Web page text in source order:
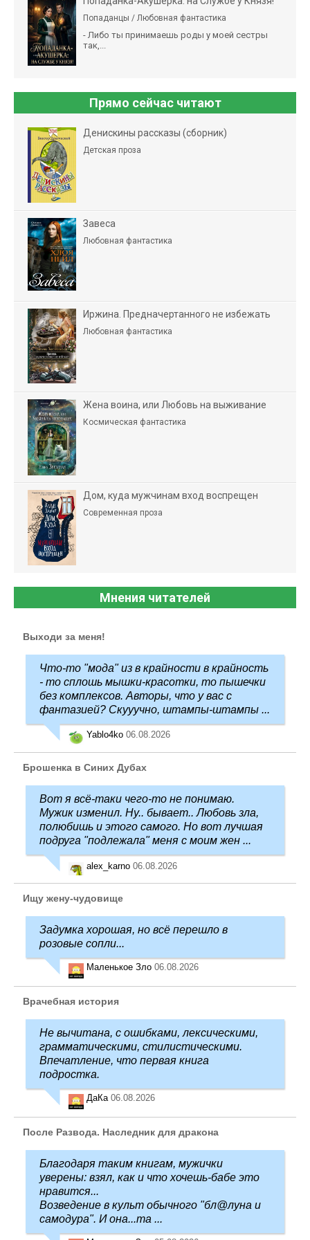
Попаданцы / Любовная фантастика
- Либо ты принимаешь роды у моей сестры
так,...
Прямо сейчас читают
Денискины рассказы (сборник)
Детская проза
Завеса
Любовная фантастика
Иржина. Предначертанного не избежать
Любовная фантастика
Жена воина, или Любовь на выживание
Космическая фантастика
Дом, куда мужчинам вход воспрещен
Современная проза
Мнения читателей
Выходи за меня!
Что-то "мода" из в крайности в крайность
- то сплошь мышки-красотки, то пышечки
без комплексов. Авторы, что у вас с
фантазией? Скууучно, штампы-штампы ...
Yablo4ko 06.08.2026
Брошенка в Синих Дубах
Вот я всё-таки чего-то не понимаю.
Мужик изменил. Ну.. бывает.. Любовь зла,
полюбишь и этого самого. Но вот лучшая
подруга "подлежала" меня с моим жен ...
alex_karno 06.08.2026
Ищу жену-чудовище
Задумка хорошая, но всё перешло в
розовые сопли...
Маленькое Зло 06.08.2026
Врачебная история
Не вычитана, с ошибками, лексическими,
грамматическими, стилистическими.
Впечатление, что первая книга
подростка.
ДаКа 06.08.2026
После Развода. Наследник для дракона
Благодаря таким книгам, мужички
уверены: взял, как и что хочешь-бабе это
нравится...
Возведение в культ обычного "бл@луна и
самодура". И она...та ...